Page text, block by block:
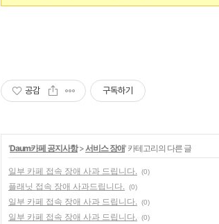
공감 구독하기
'Daum카페 공지사항>서비스 장애' 카테고리의 다른 글
일부 카페 접속 장애 사과 드립니다. (0)
플래닛 접속 장애 사과드립니다. (0)
일부 카페 접속 장애 사과 드립니다. (0)
일부 카페 접속 장애 사과 드립니다. (0)